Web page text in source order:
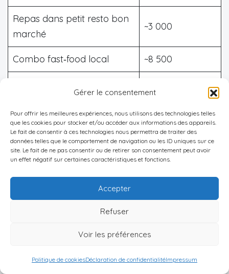
Gérer le consentement
Pour offrir les meilleures expériences, nous utilisons des technologies telles
que les cookies pour stocker et/ou accéder aux informations des appareils.
Le fait de consentir à ces technologies nous permettra de traiter des
données telles que le comportement de navigation ou les ID uniques sur ce
site. Le fait de ne pas consentir ou de retirer son consentement peut avoir
un effet négatif sur certaines caractéristiques et fonctions.
Accepter
Refuser
Voir les préférences
Politique de cookiesDéclaration de confidentialitéImpressum
Repas dans petit resto bon
marché
~3 000
Combo fast‑food local ~8 500
15 000 – 26 780
Bière locale 0,5 L au bar 400 – 1 080
Bouteille de vin milieu de
gamme
4 000 – 7 800
~1 640
1 kg de poulet désossé ~13 950 – 16 200